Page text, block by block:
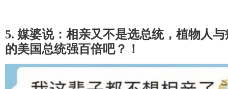
5. 媒婆说：相亲又不是选总统，植物人
的美国总统强百倍吧？！